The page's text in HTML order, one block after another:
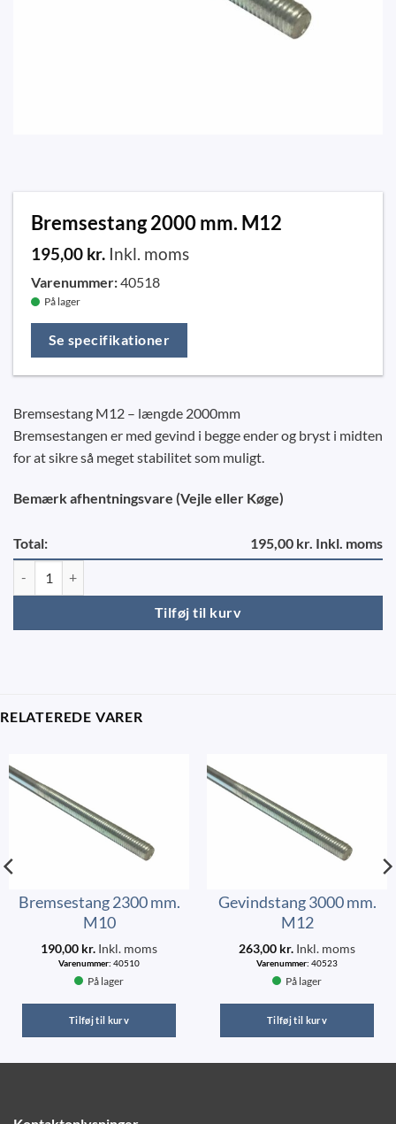
Bremsestang 2000 mm. M12
195,00 kr. Inkl. moms
Varenummer:40518
På lager
Se specifikationer
Bremsestang M12 – længde 2000mm
Bremsestangen er med gevind i begge ender og bryst i midten
for at sikre så meget stabilitet som muligt.
Bemærk afhentningsvare (Vejle eller Køge)
Total: 195,00 kr. Inkl. moms
Tilføj til kurv
RELATEREDE VARER
Bremsestang 2300 mm.
M10
190,00 kr. Inkl. moms
Varenummer: 40510
På lager
Tilføj til kurv
Gevindstang 3000 mm.
M12
263,00 kr. Inkl. moms
Varenummer: 40523
På lager
Tilføj til kurv